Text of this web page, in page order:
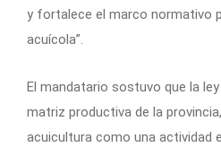
y fortalece el marco normativo
acuícola”.
El mandatario sostuvo que la
matriz productiva de la
acuicultura como una actividad